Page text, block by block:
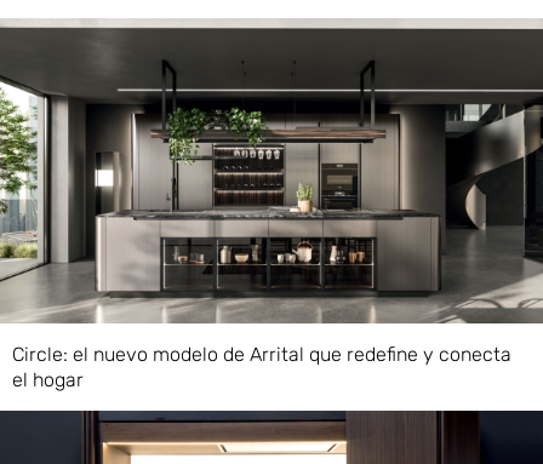
Circle: el nuevo modelo de Arrital que redefine y conecta
el hogar